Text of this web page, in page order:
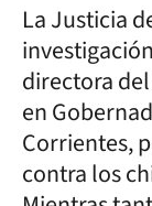
La Justicia
directora
en
Corrientes,
contra los